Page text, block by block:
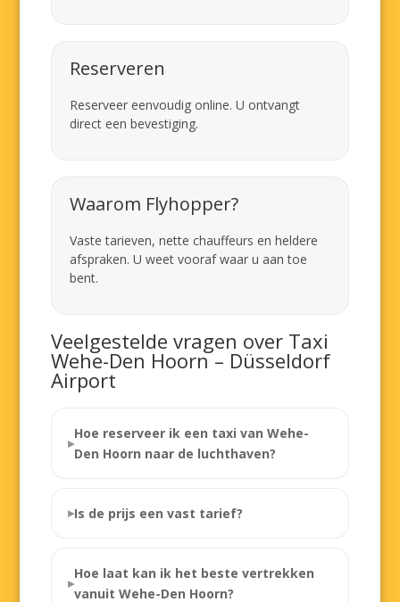
Reserveren
Reserveer eenvoudig online. U ontvangt
direct een bevestiging.
Waarom Flyhopper?
Vaste tarieven, nette chauffeurs en heldere
afspraken. U weet vooraf waar u aan toe
bent.
Veelgestelde vragen over Taxi
Wehe-Den Hoorn – Düsseldorf
Airport
Hoe reserveer ik een taxi van Wehe-
Den Hoorn naar de luchthaven?
Is de prijs een vast tarief?
Hoe laat kan ik het beste vertrekken
vanuit Wehe-Den Hoorn?